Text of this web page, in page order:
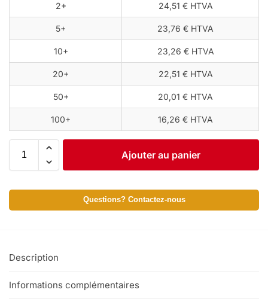
2+ 24,51 € HTVA
5+ 23,76 € HTVA
10+ 23,26 € HTVA
20+ 22,51 € HTVA
50+ 20,01 € HTVA
100+ 16,26 € HTVA
Ajouter au panier
Questions? Contactez-nous
Description
Informations complémentaires